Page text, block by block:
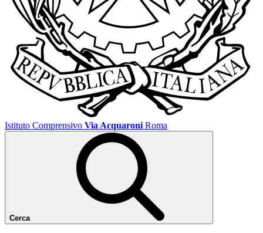
Istituto Comprensivo Via Acquaroni Roma
Cerca